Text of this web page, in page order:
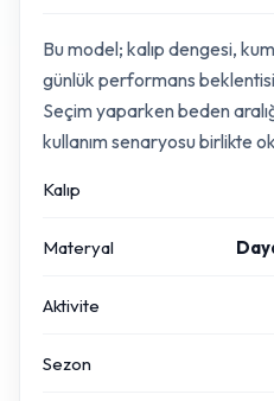
Bu model; kalıp dengesi,
günlük performans
Seçim yaparken beden
kullanım senaryosu birlikte
Kalıp
Materyal
Aktivite
Sezon